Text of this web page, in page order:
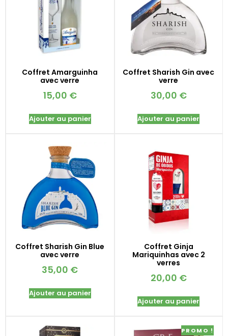
Coffret Amarguinha
avec verre
15,00 €
Ajouter au panier
Coffret Sharish Gin avec
verre
30,00 €
Ajouter au panier
Coffret Sharish Gin Blue
avec verre
35,00 €
Ajouter au panier
Coffret Ginja
Mariquinhas avec 2
verres
20,00 €
Ajouter au panier
PROMO !